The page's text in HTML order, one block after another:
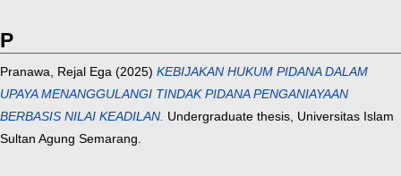
P
Pranawa, Rejal Ega (2025) KEBIJAKAN HUKUM PIDANA DALAM
UPAYA MENANGGULANGI TINDAK PIDANA PENGANIAYAAN
BERBASIS NILAI KEADILAN. Undergraduate thesis, Universitas Islam
Sultan Agung Semarang.